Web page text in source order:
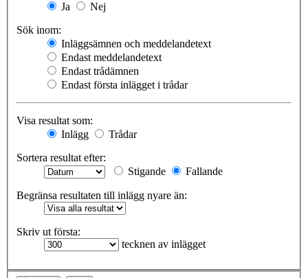
Ja
Nej
Sök inom:
Inläggsämnen och meddelandetext
Endast meddelandetext
Endast trådämnen
Endast första inlägget i trådar
Visa resultat som:
Inlägg
Trådar
Sortera resultat efter:
Stigande
Fallande
Begränsa resultaten till inlägg nyare än:
Skriv ut första:
tecknen av inlägget